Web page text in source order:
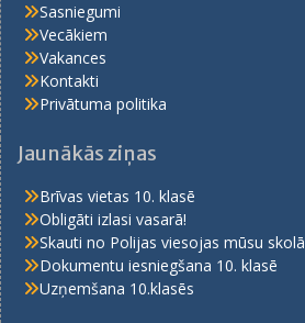
Sasniegumi
Vecākiem
Vakances
Kontakti
Privātuma politika
Jaunākās ziņas
Brīvas vietas 10. klasē
Obligāti izlasi vasarā!
Skauti no Polijas viesojas mūsu skolā
Dokumentu iesniegšana 10. klasē
Uzņemšana 10.klasēs